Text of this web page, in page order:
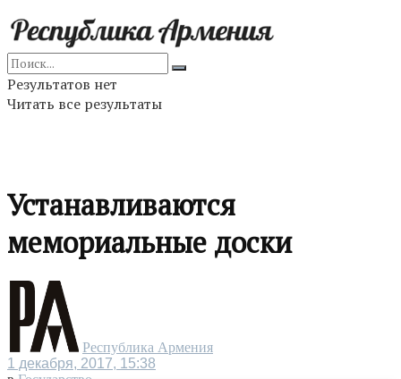
Результатов нет
Читать все результаты
Устанавливаются
мемориальные доски
Республика Армения
1 декабря, 2017, 15:38